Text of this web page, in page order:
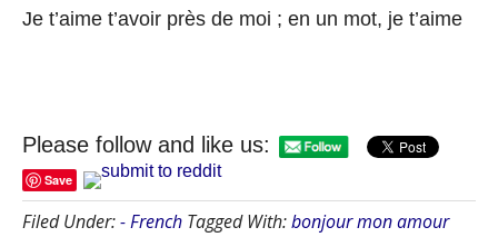
Je t’aime t’avoir près de moi ; en un mot, je t’aime
Please follow and like us:
Save
Filed Under:- French Tagged With:bonjour mon amour